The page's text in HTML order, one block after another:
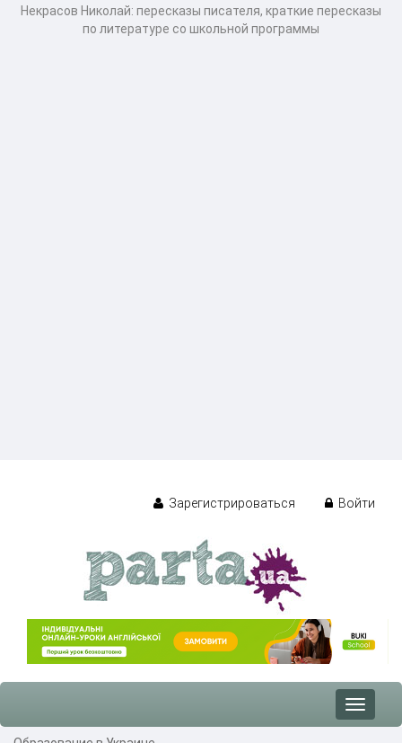
Некрасов Николай: пересказы писателя, краткие пересказы
по литературе со школьной программы
Зарегистрироваться Войти
Toggle